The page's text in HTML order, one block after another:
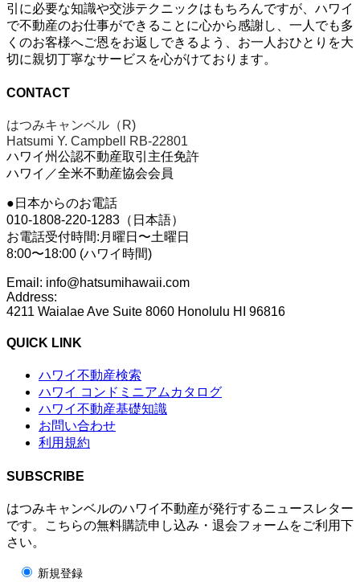
引に必要な知識や交渉テクニックはもちろんですが、ハワイ
で不動産のお仕事ができることに心から感謝し、一人でも多
くのお客様へご恩をお返しできるよう、お一人おひとりを大
切に親切丁寧なサービスを心がけております。
CONTACT
はつみキャンベル（R)
Hatsumi Y. Campbell RB-22801
ハワイ州公認不動産取引主任免許
ハワイ／全米不動産協会会員
●日本からのお電話
010-1808-220-1283（日本語）
お電話受付時間:月曜日〜土曜日
8:00〜18:00 (ハワイ時間)
Email: info@hatsumihawaii.com
Address:
4211 Waialae Ave Suite 8060 Honolulu HI 96816
QUICK LINK
ハワイ不動産検索
ハワイ コンドミニアムカタログ
ハワイ不動産基礎知識
お問い合わせ
利用規約
SUBSCRIBE
はつみキャンベルのハワイ不動産が発行するニュースレター
です。こちらの無料購読申し込み・退会フォームをご利用下
さい。
新規登録